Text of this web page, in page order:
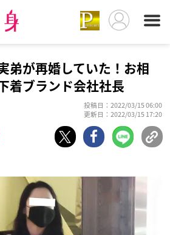
が再婚していた！お相
着ブランド会社社長
投稿日：2022/03/15 06:00
更新日：2022/03/15 17:20